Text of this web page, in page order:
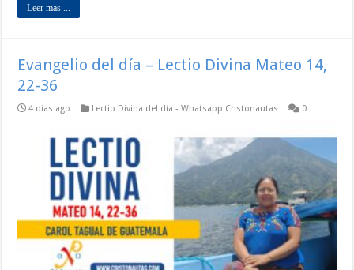
Leer mas ...
Evangelio del día – Lectio Divina Mateo 14,
22-36
4 días ago Lectio Divina del día - Whatsapp Cristonautas 0